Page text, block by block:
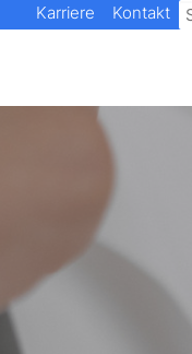
Karriere Kontakt